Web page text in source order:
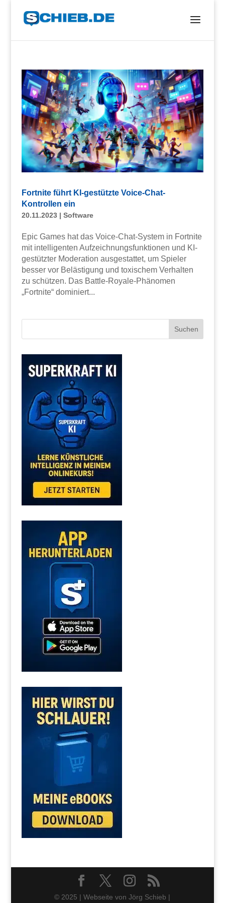
Fortnite führt KI-gestützte Voice-Chat-
Kontrollen ein
20.11.2023| Software
Epic Games hat das Voice-Chat-System in Fortnite
mit intelligenten Aufzeichnungsfunktionen und KI-
gestützter Moderation ausgestattet, um Spieler
besser vor Belästigung und toxischem Verhalten
zu schützen. Das Battle-Royale-Phänomen
„Fortnite“ dominiert...
© 2025 | Webseite von Jörg Schieb |